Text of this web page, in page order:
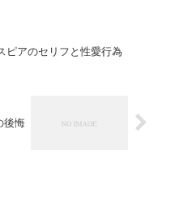
ピアのセリフと性愛行為
後悔